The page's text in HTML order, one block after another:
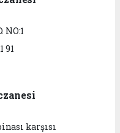
NO:1
91
karşısı